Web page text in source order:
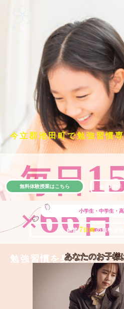
今立郡池田町で勉強習慣
毎日
×66日
勉強習慣を身につける
小学生・中学生・
＼ 絶賛 7 日間の無料体
無料体験授業はこちら 公式LINE
あなたのお子様